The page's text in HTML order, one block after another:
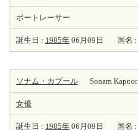
ボートレーサー
誕生日 : 1985年 06月09日 国名 :
ソナム・カプール Sonam Kapoor
女優
誕生日 : 1985年 06月09日 国名 :